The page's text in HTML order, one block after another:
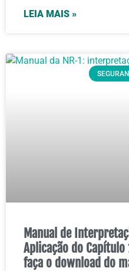
LEIA MAIS »
Manual de
Aplicação do Capítulo
faça o download do